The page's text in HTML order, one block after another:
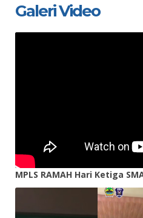
Galeri Video
MPLS RAMAH Hari Ketiga